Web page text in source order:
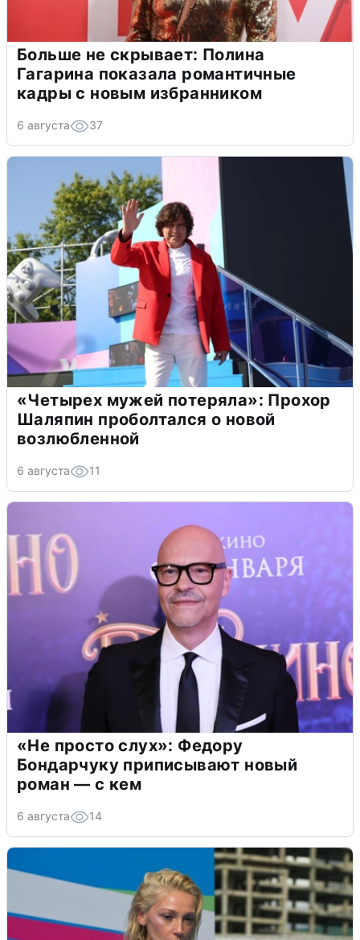
Больше не скрывает: Полина
Гагарина показала романтичные
кадры с новым избранником
6 августа 37
«Четырех мужей потеряла»: Прохор
Шаляпин проболтался о новой
возлюбленной
6 августа 11
«Не просто слух»: Федору
Бондарчуку приписывают новый
роман — с кем
6 августа 14